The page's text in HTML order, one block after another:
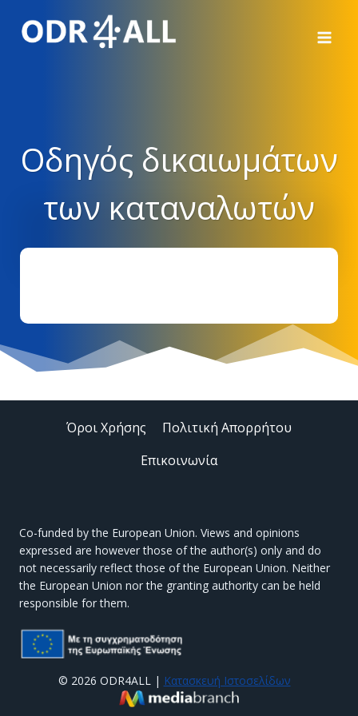
στο
Οδηγός δικαιωμάτων
των καταναλωτών
Όροι Χρήσης
Πολιτική Απορρήτου
Επικοινωνία
Co-funded by the European Union. Views and opinions
expressed are however those of the author(s) only and do
not necessarily reflect those of the European Union. Neither
the European Union nor the granting authority can be held
responsible for them.
© 2026 ODR4ALL | Κατασκευή Ιστοσελίδων